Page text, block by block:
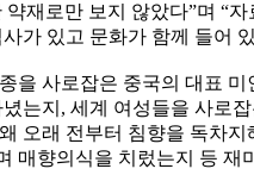
재로만 보지 않았다”며 “
가 있고 문화가 함께 들어
을 사로잡은 중국의 대표
는지, 세계 여성들을 사로잡
오래 전부터 침향을 독차
매향의식을 치렀는지 등 재